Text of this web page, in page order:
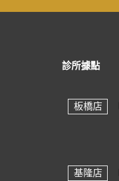
診所據點
板橋店
基隆店